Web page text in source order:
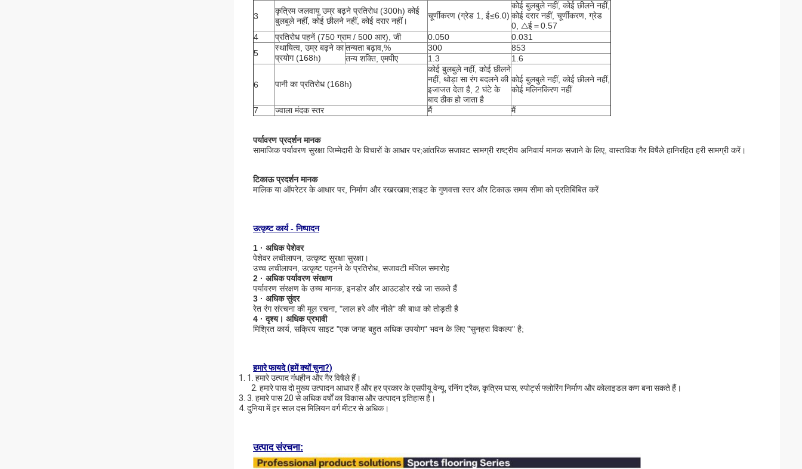
3
कृत्रिम जलवायु उम्र बढ़ने प्रतिरोध (300h) कोई
बुलबुले नहीं, कोई छीलने नहीं, कोई दरार नहीं।
चूर्णीकरण (ग्रेड 1, ई≤6.0)
कोई बुलबुले नहीं, कोई छीलने नहीं,
कोई दरार नहीं, चूर्णीकरण, ग्रेड
0, △ई＝0.57
4
प्रतिरोध पहनें (750 ग्राम / 500 आर), जी 0.050
0.031
5
स्थायित्व, उम्र बढ़ने का
प्रयोग (168h)
तन्यता बढ़ाव,% 300
853
तन्य शक्ति, एमपीए
1.3 1.6
6 पानी का प्रतिरोध (168h)
कोई बुलबुले नहीं, कोई छीलने
नहीं, थोड़ा सा रंग बदलने की
इजाजत देता है, 2 घंटे के
बाद ठीक हो जाता है
कोई बुलबुले नहीं, कोई छीलने नहीं,
कोई मलिनकिरण नहीं
7 ज्वाला मंदक स्तर मैं मैं
पर्यावरण प्रदर्शन मानक
सामाजिक पर्यावरण सुरक्षा जिम्मेदारी के विचारों के आधार पर;आंतरिक सजावट सामग्री राष्ट्रीय अनिवार्य मानक सजाने के लिए, वास्तविक गैर विषैले हानिरहित हरी सामग्री करें।
टिकाऊ प्रदर्शन मानक
मालिक या ऑपरेटर के आधार पर, निर्माण और रखरखाव;साइट के गुणवत्ता स्तर और टिकाऊ समय सीमा को प्रतिबिंबित करें
उत्कृष्ट कार्य - निष्पादन
1 · अधिक पेशेवर
पेशेवर लचीलापन, उत्कृष्ट सुरक्षा सुरक्षा।
उच्च लचीलापन, उत्कृष्ट पहनने के प्रतिरोध, सजावटी मंजिल समारोह
2 · अधिक पर्यावरण संरक्षण
पर्यावरण संरक्षण के उच्च मानक, इनडोर और आउटडोर रखे जा सकते हैं
3 · अधिक सुंदर
रेत रंग संरचना की मूल रचना, "लाल हरे और नीले" की बाधा को तोड़ती है
4 · दृश्य। अधिक प्रभावी
मिश्रित कार्य, सक्रिय साइट "एक जगह बहुत अधिक उपयोग" भवन के लिए "सुनहरा विकल्प" है;
हमारे फायदे (हमें क्यों चुना?)
1. 1. हमारे उत्पाद गंधहीन और गैर विषैले हैं।
2. हमारे पास दो मुख्य उत्पादन आधार हैं और हर प्रकार के एसपीयू वेन्यू, रनिंग ट्रैक, कृत्रिम घास, स्पोर्ट्स फ्लोरिंग निर्माण और कोलाइडल कण बना सकते हैं।
3. 3. हमारे पास 20 से अधिक वर्षों का विकास और उत्पादन इतिहास है।
4. दुनिया में हर साल दस मिलियन वर्ग मीटर से अधिक।
उत्पाद संरचना: